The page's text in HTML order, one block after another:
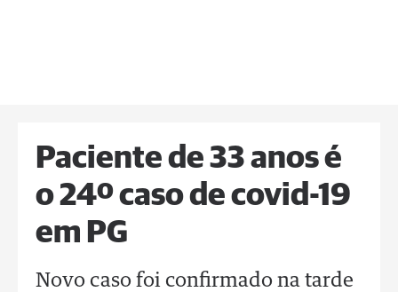
Paciente de 33 anos é
o 24º caso de covid-19
em PG
Novo caso foi confirmado na tarde